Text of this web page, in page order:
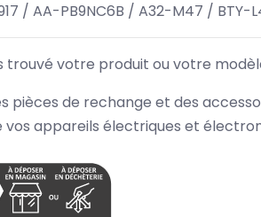
/ AA-PB9NC6B / A32-M47 / BTY-
trouvé votre produit ou votre
pièces de rechange et des
vos appareils électriques et